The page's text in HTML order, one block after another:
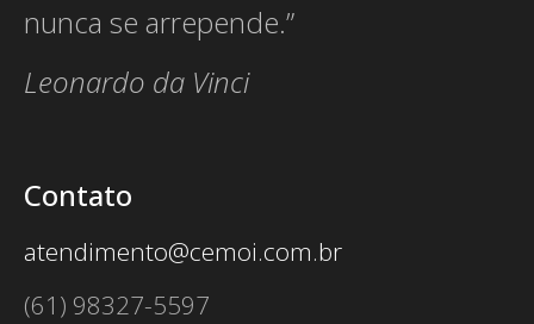
nunca se arrepende.”
Leonardo da Vinci
Contato
atendimento@cemoi.com.br
(61) 98327-5597